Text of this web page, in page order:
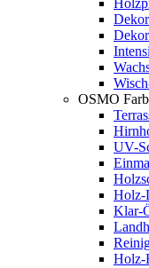
OSMO
UV-
Holz-
Klar-
Holz-